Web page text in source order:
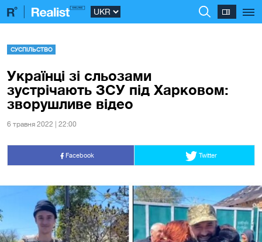
СУСПІЛЬСТВО
Українці зі сльозами
зустрічають ЗСУ під Харковом:
зворушливе відео
6 травня 2022 | 22:00
Facebook Twitter